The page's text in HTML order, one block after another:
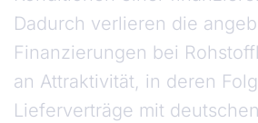
Dadurch verlieren die
Finanzierungen bei
an Attraktivität, in deren
Lieferverträge mit